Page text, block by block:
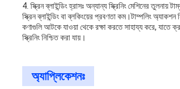
4. স্ক্রিন ব্লাইন্ডিং হ্রাসঃ অন্যান্য স্ক্রিনিং মেশিনের তুলনায়
স্ক্রিন ব্লাইন্ডিং বা ব্লকিংয়ের প্রবণতা কম।টাম্পলিং অ্যাকশন
কণাগুলি আটকে যাওয়া থেকে রক্ষা করতে সাহায্য করে, যাতে
স্ক্রিনিং নিশ্চিত করা যায়।
অ্যাপ্লিকেশনঃ